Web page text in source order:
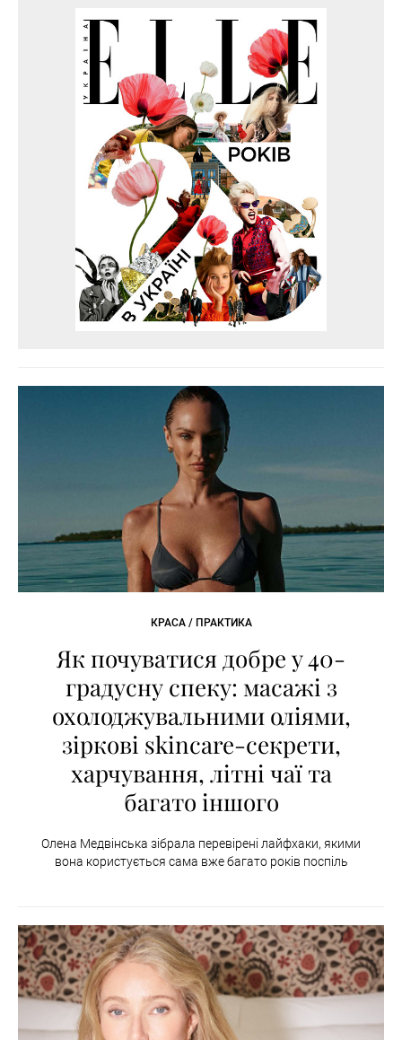
КРАСА / ПРАКТИКА
Як почуватися добре у 40-
градусну спеку: масажі з
охолоджувальними оліями,
зіркові skincare-секрети,
харчування, літні чаї та
багато іншого
Олена Медвінська зібрала перевірені лайфхаки, якими
вона користується сама вже багато років поспіль